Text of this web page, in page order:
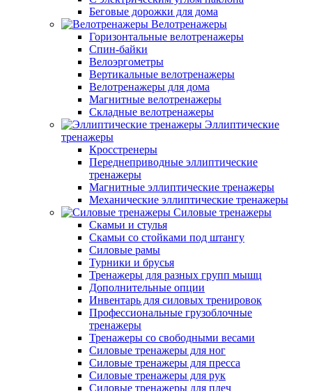
Беговые дорожки для дома
Велотренажеры
Горизонтальные велотренажеры
Спин-байки
Велоэргометры
Вертикальные велотренажеры
Велотренажеры для дома
Магнитные велотренажеры
Складные велотренажеры
Эллиптические
тренажеры
Кросстренеры
Переднеприводные эллиптические
тренажеры
Магнитные эллиптические тренажеры
Механические эллиптические тренажеры
Силовые тренажеры
Скамьи и стулья
Скамьи со стойками под штангу
Силовые рамы
Турники и брусья
Тренажеры для разных групп мышц
Дополнительные опции
Инвентарь для силовых тренировок
Профессиональные грузоблочные
тренажеры
Тренажеры со свободными весами
Силовые тренажеры для ног
Силовые тренажеры для пресса
Силовые тренажеры для рук
Силовые тренажеры для плеч